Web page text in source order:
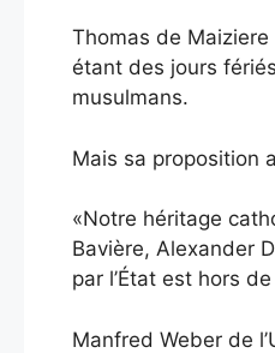
Thomas de
étant des jours
musulmans.
Mais sa proposition a
«Notre héritage
Bavière, Alexander
par l’État est hors
Manfred Weber de